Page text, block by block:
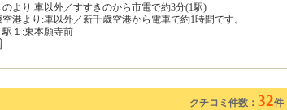
のより:車以外／すすきのから市電で約3分(1駅)
港より:車以外／新千歳空港から電車で約1時間です。
駅１:東本願寺前
クチコミ件数： 32件